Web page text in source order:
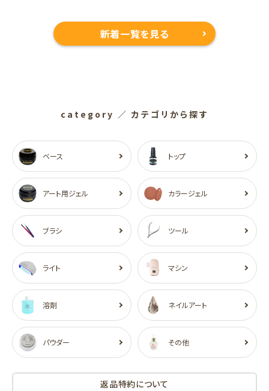
新着一覧を見る
category ／ カテゴリから探す
ベース トップ
アート用ジェル カラージェル
ブラシ ツール
ライト マシン
溶剤 ネイルアート
パウダー その他
返品特約について